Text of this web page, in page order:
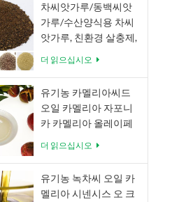
차씨앗가루/동백씨앗
가루/수산양식용 차씨
앗가루, 친환경 살충제,
Oleifera Camellia
더 읽으십시오
유기농 카멜리아씨드
오일 카멜리아 자포니
카 카멜리아 올레이페
더 읽으십시오
유기농 녹차씨 오일 카
멜리아 시넨시스 오 크